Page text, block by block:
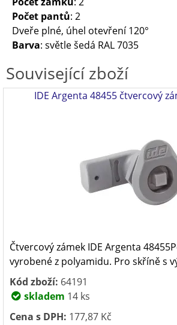
Počet pantů: 2
Dveře plné, úhel otevření 120°
Barva: světle šedá RAL 7035
Související zboží
IDE Argenta 48455 čtvercový
Čtvercový zámek IDE Argenta
vyrobené z polyamidu. Pro skříně s
Kód zboží: 64191
skladem 14 ks
Cena s DPH: 177,87 Kč